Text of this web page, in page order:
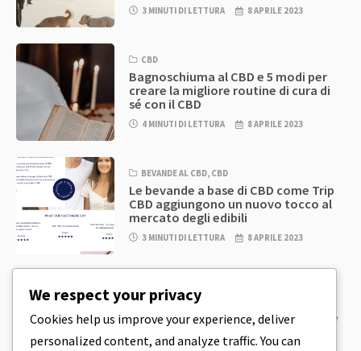
3 MINUTI DI LETTURA 8 APRILE 2023
CBD
Bagnoschiuma al CBD e 5 modi per
creare la migliore routine di cura di
sé con il CBD
4 MINUTI DI LETTURA 8 APRILE 2023
BEVANDE AL CBD, CBD
Le bevande a base di CBD come Trip
CBD aggiungono un nuovo tocco al
mercato degli edibili
3 MINUTI DI LETTURA 8 APRILE 2023
CBD EDIBLES
Pasta per biscotti al CBD e prodotti
commestibili al CBD incredibilmente
semplici da preparare in casa
We respect your privacy
Cookies help us improve your experience, deliver
personalized content, and analyze traffic. You can